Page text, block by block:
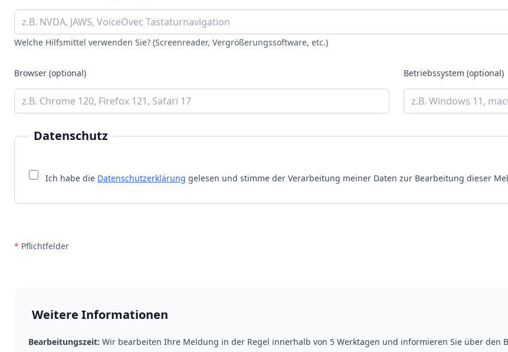
Welche Hilfsmittel verwenden Sie? (Screenreader, Vergrößerungssoftware, etc.)
Browser (optional) Betriebssystem (optional)
Datenschutz
Ich habe die Datenschutzerklärung gelesen und stimme der Verarbeitung meiner Daten zur Bearbeitung dieser
* Pflichtfelder
Weitere Informationen
Bearbeitungszeit: Wir bearbeiten Ihre Meldung in der Regel innerhalb von 5 Werktagen und informieren Sie über den